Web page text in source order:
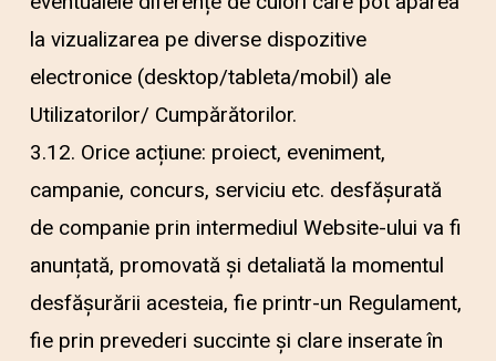
la vizualizarea pe diverse dispozitive
electronice (desktop/tableta/mobil) ale
Utilizatorilor/ Cumpărătorilor.
3.12. Orice acțiune: proiect, eveniment,
campanie, concurs, serviciu etc. desfășurată
de companie prin intermediul Website-ului va fi
anunțată, promovată și detaliată la momentul
desfășurării acesteia, fie printr-un Regulament,
fie prin prevederi succinte și clare inserate în